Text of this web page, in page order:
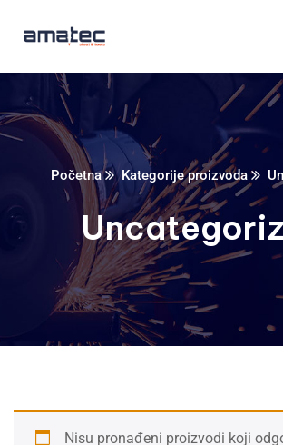
Početna Kategorije proizvoda
Nisu pronađeni proizvodi koji